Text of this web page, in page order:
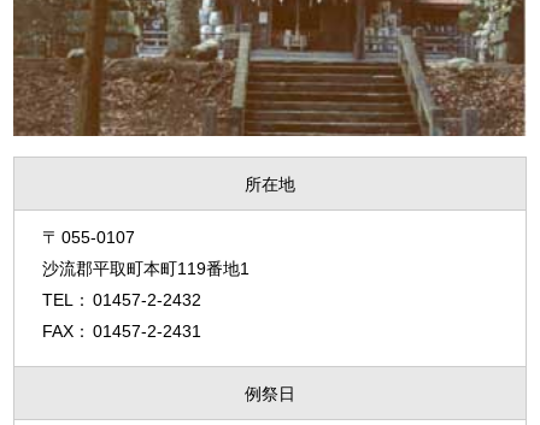
所在地
055-0107
沙流郡平取町本町119番地1
01457-2-2432
01457-2-2431
例祭日